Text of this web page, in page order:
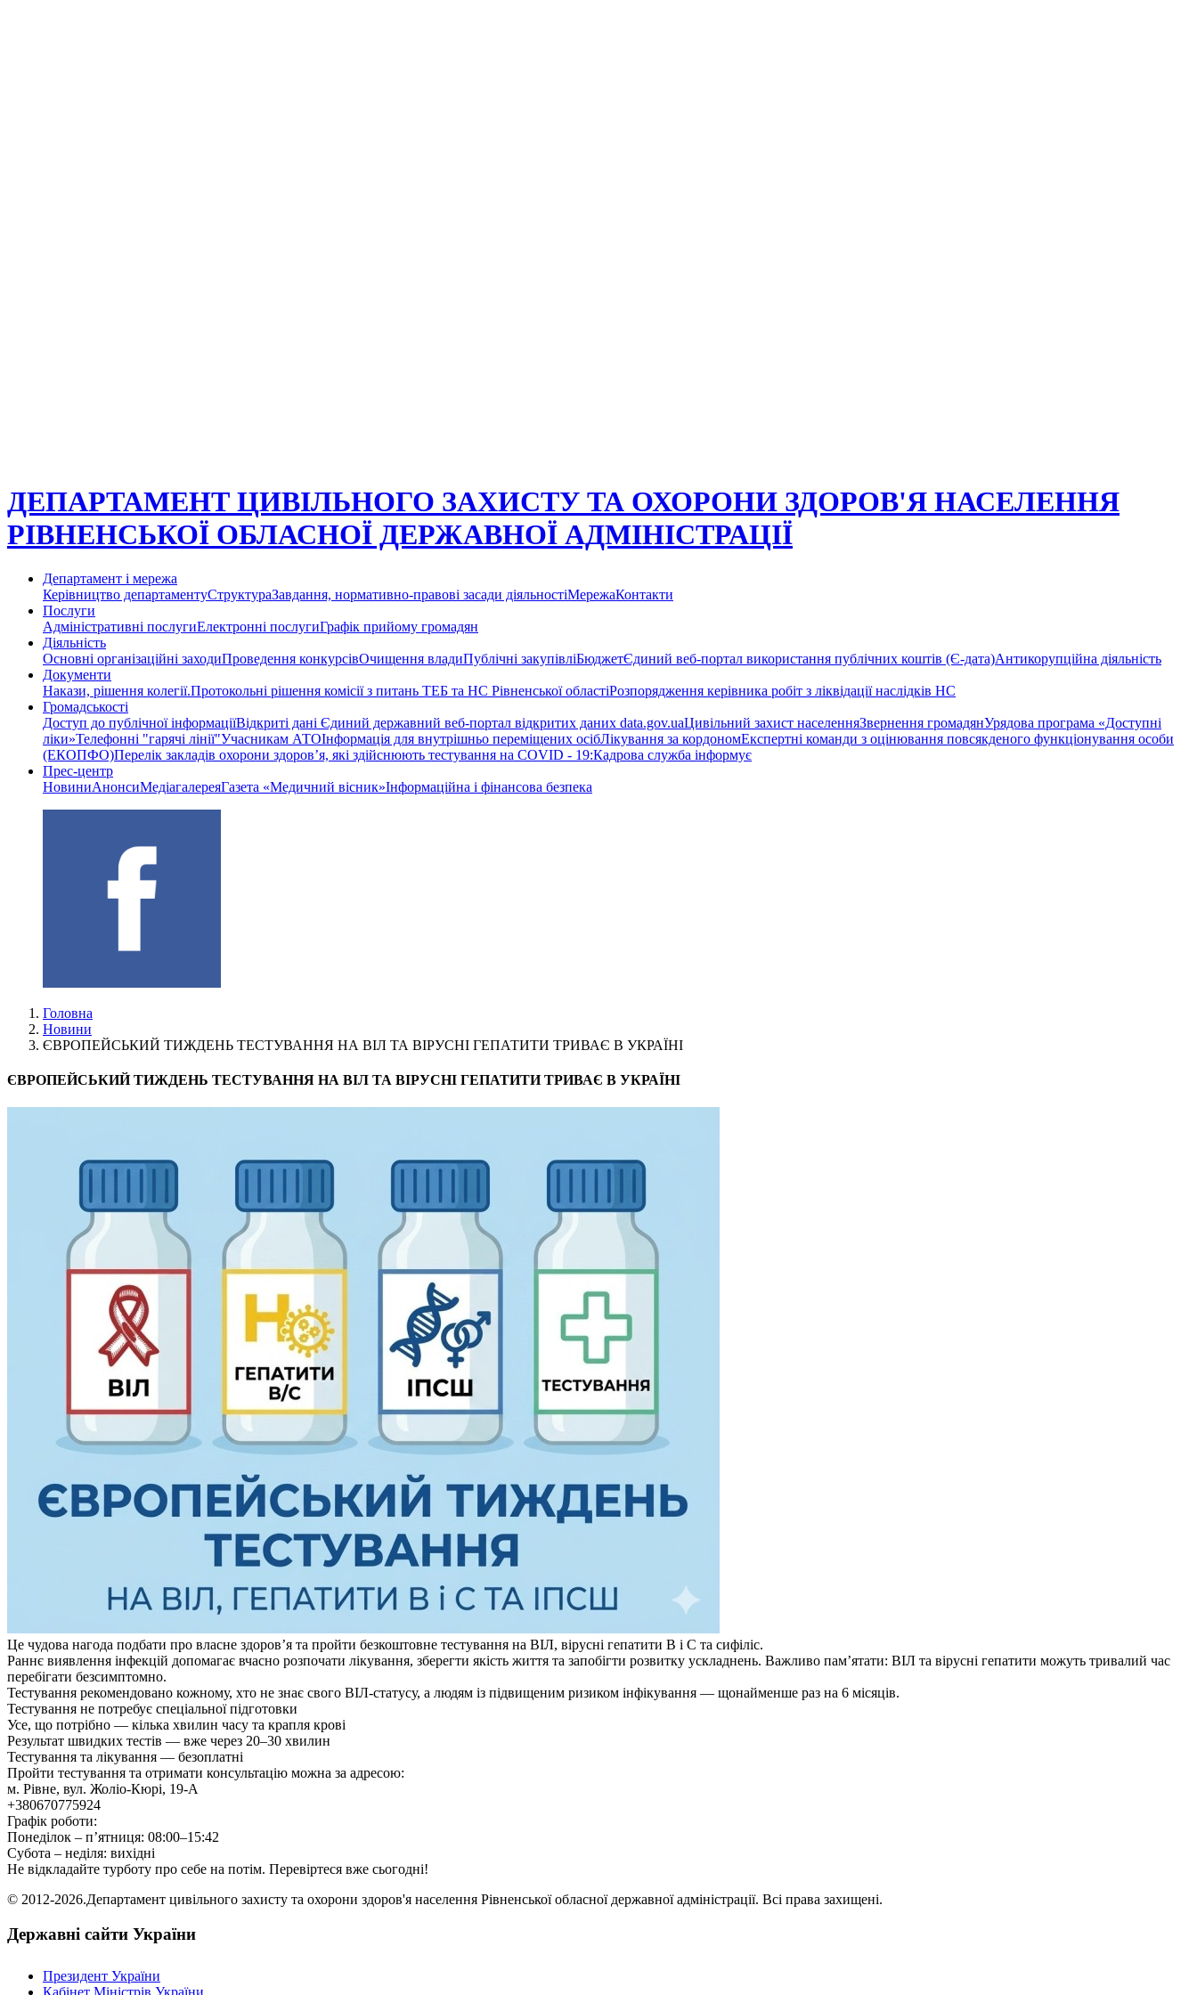
ДЕПАРТАМЕНТ ЦИВІЛЬНОГО ЗАХИСТУ ТА ОХОРОНИ ЗДОРОВ'Я НАСЕЛЕННЯ
РІВНЕНСЬКОЇ ОБЛАСНОЇ ДЕРЖАВНОЇ АДМІНІСТРАЦІЇ
Департамент і мережа
Керівництво департаментуСтруктураЗавдання, нормативно-правові засади діяльностіМережаКонтакти
Послуги
Адміністративні послугиЕлектронні послугиГрафік прийому громадян
Діяльність
Основні організаційні заходиПроведення конкурсівОчищення владиПублічні закупівліБюджетЄдиний веб-портал використання публічних коштів (Є-дата)Антикорупційна діяльність
Документи
Накази, рішення колегії.Протокольні рішення комісії з питань ТЕБ та НС Рівненської областіРозпорядження керівника робіт з ліквідації наслідків НС
Громадськості
Доступ до публічної інформаціїВідкриті дані Єдиний державний веб-портал відкритих даних data.gov.uaЦивільний захист населенняЗвернення громадянУрядова програма «Доступні
ліки»Телефонні "гарячі лінії"Учасникам АТОІнформація для внутрішньо переміщених осібЛікування за кордономЕкспертні команди з оцінювання повсякденого функціонування особи
(ЕКОПФО)Перелік закладів охорони здоров’я, які здійснюють тестування на COVID - 19:Кадрова служба інформує
Прес-центр
НовиниАнонсиМедіагалереяГазета «Медичний вісник»Інформаційна і фінансова безпека
Головна
Новини
ЄВРОПЕЙСЬКИЙ ТИЖДЕНЬ ТЕСТУВАННЯ НА ВІЛ ТА ВІРУСНІ ГЕПАТИТИ ТРИВАЄ В УКРАЇНІ
ЄВРОПЕЙСЬКИЙ ТИЖДЕНЬ ТЕСТУВАННЯ НА ВІЛ ТА ВІРУСНІ ГЕПАТИТИ ТРИВАЄ В УКРАЇНІ
Це чудова нагода подбати про власне здоров’я та пройти безкоштовне тестування на ВІЛ, вірусні гепатити B і C та сифіліс.
Раннє виявлення інфекцій допомагає вчасно розпочати лікування, зберегти якість життя та запобігти розвитку ускладнень. Важливо пам’ятати: ВІЛ та вірусні гепатити можуть тривалий час
перебігати безсимптомно.
Тестування рекомендовано кожному, хто не знає свого ВІЛ-статусу, а людям із підвищеним ризиком інфікування — щонайменше раз на 6 місяців.
Тестування не потребує спеціальної підготовки
Усе, що потрібно — кілька хвилин часу та крапля крові
Результат швидких тестів — вже через 20–30 хвилин
Тестування та лікування — безоплатні
Пройти тестування та отримати консультацію можна за адресою:
м. Рівне, вул. Жоліо-Кюрі, 19-А
+380670775924
Графік роботи:
Понеділок – п’ятниця: 08:00–15:42
Субота – неділя: вихідні
Не відкладайте турботу про себе на потім. Перевіртеся вже сьогодні!
© 2012-2026.Департамент цивільного захисту та охорони здоров'я населення Рівненської обласної державної адміністрації. Всі права захищені.
Державні сайти України
Президент України
Кабінет Міністрів України